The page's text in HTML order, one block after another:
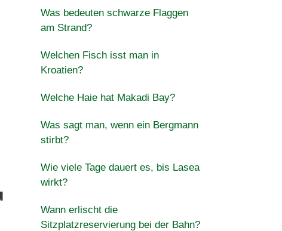
Was bedeuten schwarze Flaggen
am Strand?
Welchen Fisch isst man in
Kroatien?
Welche Haie hat Makadi Bay?
Was sagt man, wenn ein Bergmann
stirbt?
Wie viele Tage dauert es, bis Lasea
wirkt?
Wann erlischt die
Sitzplatzreservierung bei der Bahn?